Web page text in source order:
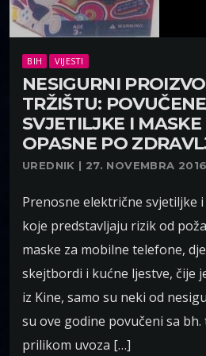
BIH VIJESTI
NESIGURNI
TRŽIŠTU:
SVJETILJKE I
OPASNE PO
UREDNIK | 27. NOVEMBRA
Prenosne električne svjetiljke i
koje predstavljaju rizik od
maske za mobilne telefone,
skejtbordi i kućne ljestve, čije
iz Kine, samo su neki od
su ove godine povučeni sa
prilikom uvoza […]